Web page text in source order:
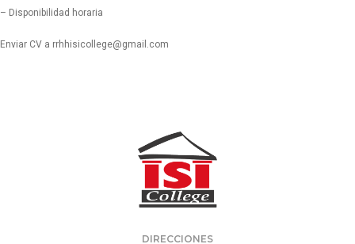
– Disponibilidad horaria
Enviar CV a rrhhisicollege@gmail.com
DIRECCIONES